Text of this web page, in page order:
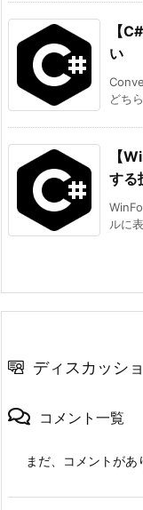
【
い
どち
【
する
ルに
ディスカッシ
コメント一覧
まだ、コメントがあ